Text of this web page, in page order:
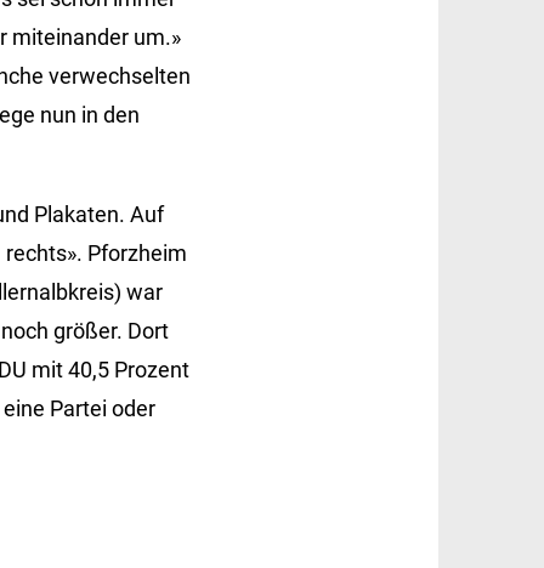
miteinander um.»
verwechselten
nun in den
Plakaten. Auf
Pforzheim
war
größer. Dort
mit 40,5 Prozent
Partei oder